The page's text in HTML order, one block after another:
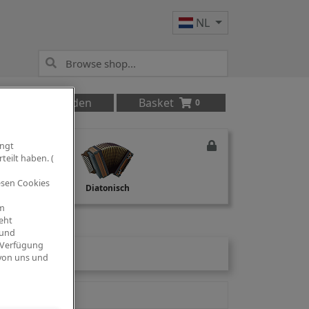
NL
Anmelden Basket 0
Recording Diatonisch
haben. (
Cookies
uns und